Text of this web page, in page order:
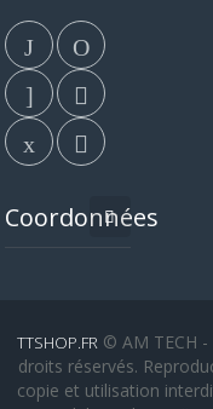
Coordonnées
TTSHOP.FR © AM TECH -
droits réservés.
copie et utilisation